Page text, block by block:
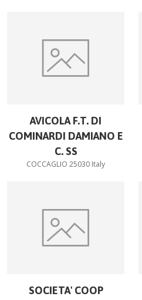
AVICOLA F.T. DI
COMINARDI DAMIANO E
C. SS
COCCAGLIO 25030 Italy
SOCIETA' COOP